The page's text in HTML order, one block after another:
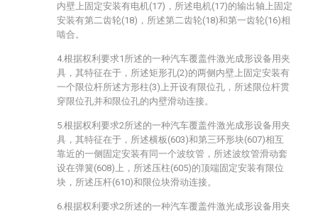
内壁上固定安装有电机(17)，所述电机(17)的输出轴上固定
安装有第二齿轮(18)，所述第二齿轮(18)和第一齿轮(16)相
啮合。
4.根据权利要求1所述的一种汽车覆盖件激光成形设备用夹
具，其特征在于，所述矩形孔(2)的两侧内壁上固定安装有
一个限位杆所述方形柱(3)上开设有限位孔，所述限位杆贯
穿限位孔并和限位孔的内壁滑动连接。
5.根据权利要求2所述的一种汽车覆盖件激光成形设备用夹
具，其特征在于，所述横板(603)和第三环形块(607)相互
靠近的一侧固定安装有同一个波纹管，所述波纹管滑动套
设在弹簧(608)上，所述压柱(605)的顶端固定安装有限位
块，所述压杆(610)和限位块滑动连接。
6.根据权利要求2所述的一种汽车覆盖件激光成形设备用夹